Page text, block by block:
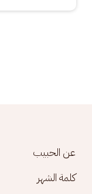
Footer menu
عن الحبيب
كلمة الشهر